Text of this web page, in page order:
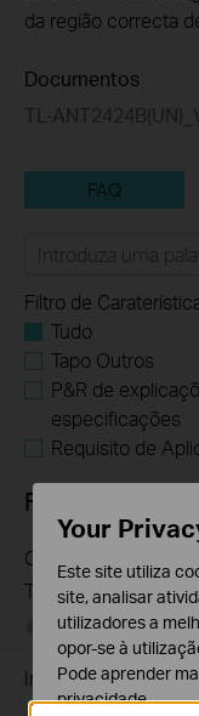
da região correcta
Documentos
TL-
FAQ
Filtro de
Tudo
Tapo Outros
P&R de
especificações
Requisito de
FAQs
Como encontrar o
TP-Link
12-18-2025
Introduction for TP-
Your
Este site utiliza
site, analisar
utilizadores a
opor-se à
Pode aprender
privacidade.